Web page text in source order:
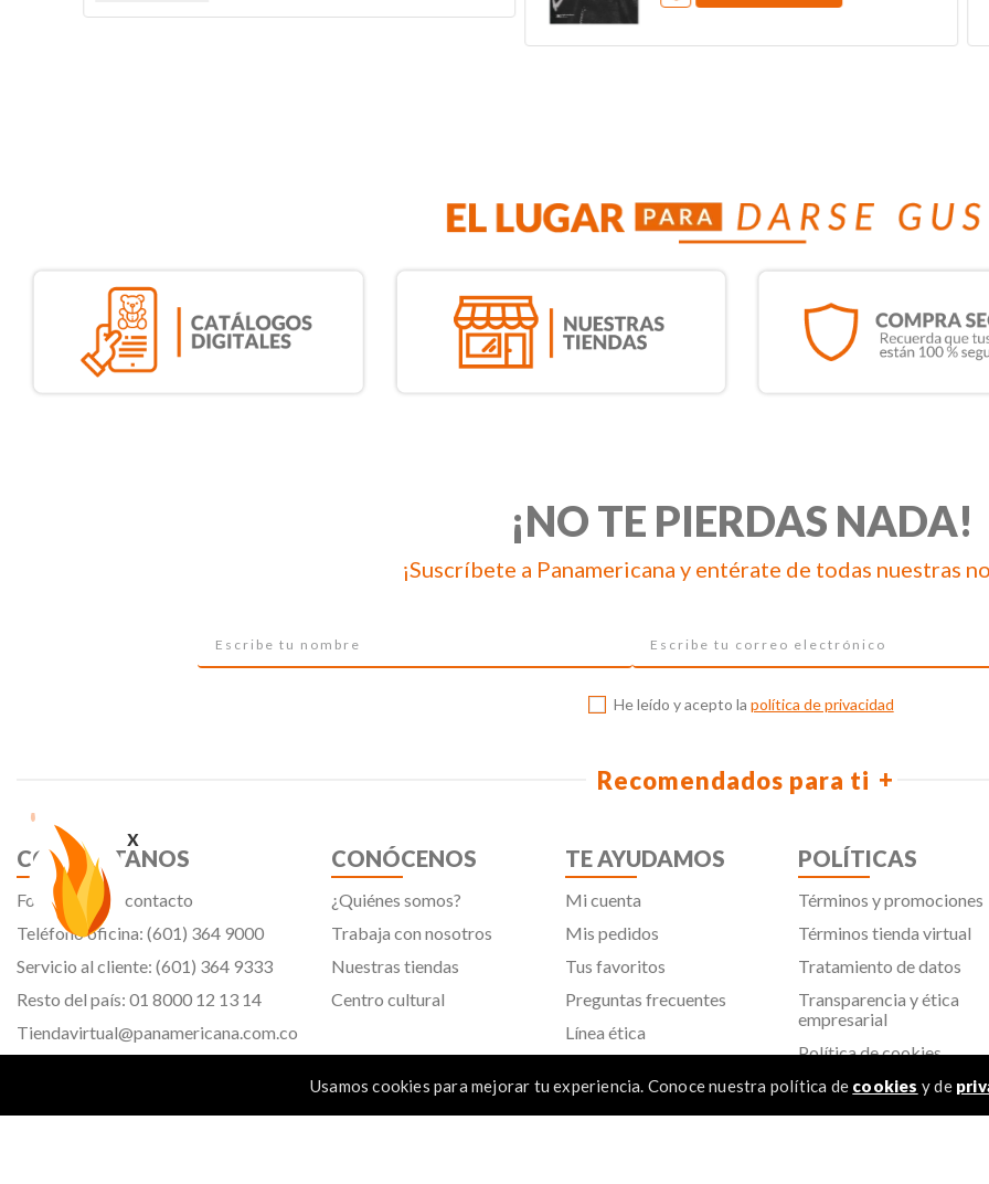
x
Usamos cookies para mejorar tu experiencia. Conoce nuestra política de cookies y de
¡NO TE PIERDAS NADA!
¡Suscríbete a Panamericana y entérate de todas nuestras
He leído y acepto la política de privacidad
Recomendados para ti
CONTÁCTANOS
Formulario de contacto
Teléfono oficina: (601) 364 9000
Servicio al cliente: (601) 364 9333
Resto del país: 01 8000 12 13 14
Tiendavirtual@panamericana.com.co
CONÓCENOS
¿Quiénes somos?
Trabaja con nosotros
Nuestras tiendas
Centro cultural
TE AYUDAMOS
Mi cuenta
Mis pedidos
Tus favoritos
Preguntas frecuentes
Línea ética
POLÍTICAS
Términos y promociones
Términos tienda virtual
Tratamiento de datos
Transparencia y ética
empresarial
Política de cookies
Aviso de privacidad
SIC